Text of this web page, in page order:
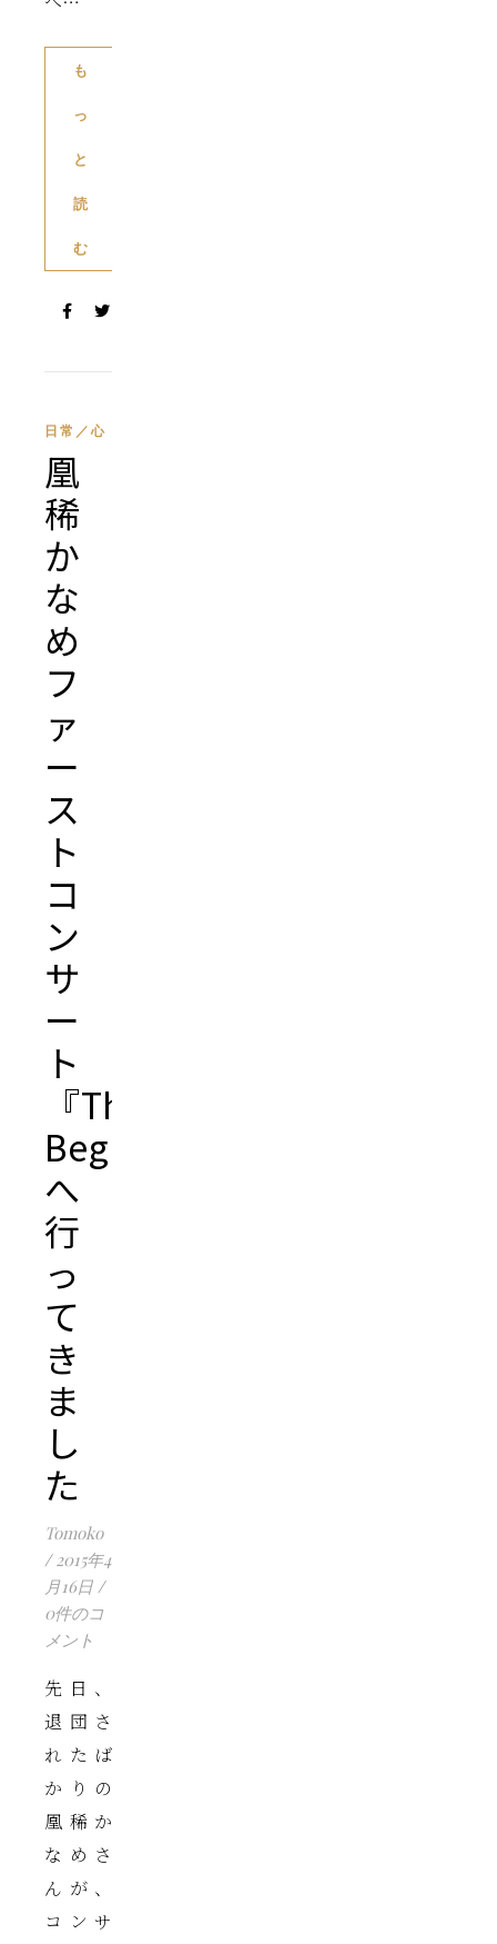
も
っ
と
読
む
日常／心
凰
稀
か
な
め
フ
ァ
ー
ス
ト
コ
ン
サ
ー
ト
『The
Begining』
へ
行
っ
て
き
ま
し
た
Tomoko
/ 2015年4
月16日 /
0件のコ
メント
先日、
退団さ
れたば
かりの
凰稀か
なめさ
んが、
コンサ